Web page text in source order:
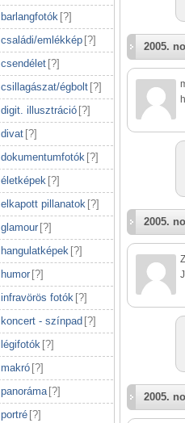
barlangfotók [?]
családi/emlékkép [?]
csendélet [?]
csillagászat/égbolt [?]
digit. illusztráció [?]
divat [?]
dokumentumfotók [?]
életképek [?]
elkapott pillanatok [?]
glamour [?]
hangulatképek [?]
humor [?]
infravörös fotók [?]
koncert - színpad [?]
légifotók [?]
makró [?]
panoráma [?]
portré [?]
2005.
2005.
2005.